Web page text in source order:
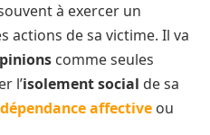
à exercer un
actions de sa victime. Il va
comme seules
l’isolement social de sa
dépendance affective ou